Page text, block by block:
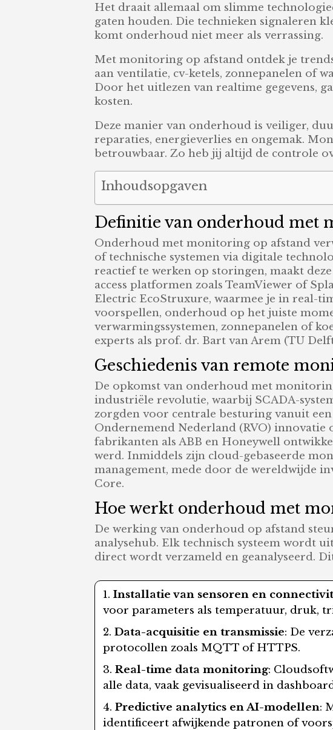
Het draait allemaal om slimme
gaten houden. Die technieken signaleren
komt onderhoud niet meer als verrassing.
Met monitoring op afstand ontdek je
aan ventilatie, cv-ketels, zonnepanelen of
Door het uitlezen van realtime gegevens,
kosten.
Deze manier van onderhoud is veiliger,
reparaties, energieverlies en ongemak.
betrouwbaar. Zo heb jij altijd de controle
Inhoudsopgaven
Definitie van onderhoud met
Onderhoud met monitoring op afstand
of technische systemen via digitale
reactief te werken op storingen, maakt
access platformen zoals TeamViewer of
Electric EcoStruxure, waarmee je in real-
voorspellen, onderhoud op het juiste
verwarmingssystemen, zonnepanelen of
experts als prof. dr. Bart van Arem (TU
Geschiedenis van remote
De opkomst van onderhoud met
industriële revolutie, waarbij SCADA-
zorgden voor centrale besturing vanuit
Ondernemend Nederland (RVO)
fabrikanten als ABB en Honeywell
werd. Inmiddels zijn cloud-gebaseerde
management, mede door de wereldwijde
Core.
Hoe werkt onderhoud met
De werking van onderhoud op afstand
analysehub. Elk technisch systeem wordt
direct wordt verzameld en geanalyseerd.
Installatie van sensoren en
voor parameters als temperatuur, druk,
Data-acquisitie en transmissie: De
protocollen zoals MQTT of HTTPS.
Real-time data monitoring:
alle data, vaak gevisualiseerd in
Predictive analytics en AI-modellen:
identificeert afwijkende patronen of